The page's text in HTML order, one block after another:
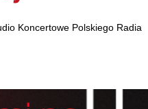
Koncertowe Polskiego Radia